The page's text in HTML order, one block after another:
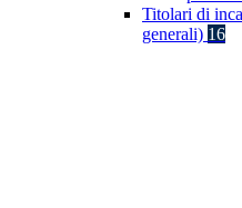
Titolari di
generali) 16